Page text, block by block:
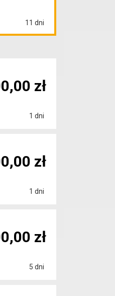
11 dni
1 dni
zł
1 dni
zł
5 dni
zł